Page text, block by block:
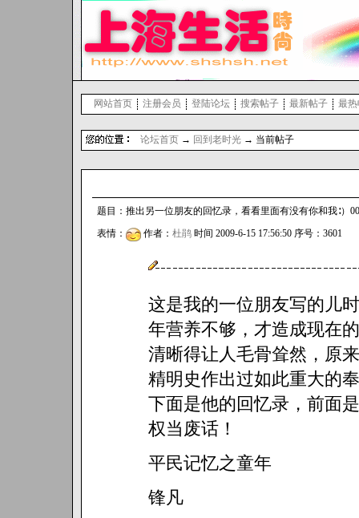
网站首页 注册会员 登陆论坛 搜索帖子 最新帖子 最
论坛首页 → 回到老时光 → 当前帖子
题目：推出另一位朋友的回忆录，看看里面有没有你和我∶）
表情： 作者： 杜鹃 时间 2009-6-15 17:56:50 序号：3601
这是我的一位朋友写的儿
年营养不够，才造成现在
清晰得让人毛骨耸然，原
精明史作出过如此重大的
下面是他的回忆录，前面
权当废话！
平民记忆之童年
锋凡